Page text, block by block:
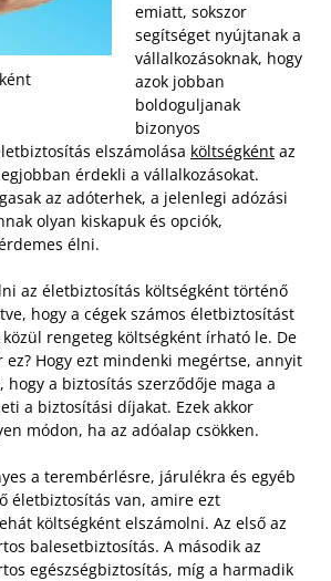
emiatt, sokszor
segítséget nyújtanak a
vállalkozásoknak, hogy
azok jobban
boldoguljanak
bizonyos
elszámolása költségként az
érdekli a vállalkozásokat.
az adóterhek, a jelenlegi adózási
olyan kiskapuk és opciók,
élni.
az életbiztosítás költségként történő
hogy a cégek számos életbiztosítást
rengeteg költségként írható le. De
Hogy ezt mindenki megértse, annyit
a biztosítás szerződője maga a
a biztosítási díjakat. Ezek akkor
módon, ha az adóalap csökken.
a terembérlésre, járulékra és egyéb
életbiztosítás van, amire ezt
költségként elszámolni. Az első az
balesetbiztosítás. A második az
egészségbiztosítás, míg a harmadik